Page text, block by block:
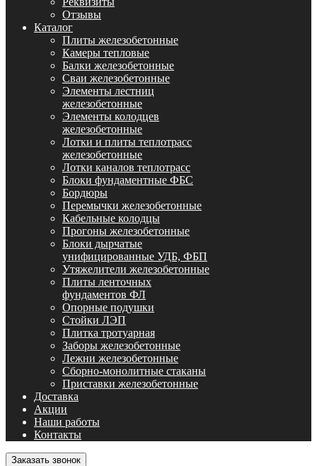
Отзывы
Каталог
Плиты железобетонные
Камеры тепловые
Балки железобетонные
Сваи железобетонные
Элементы лестниц
железобетонные
Элементы колодцев
железобетонные
Лотки и плиты теплотрасс
железобетонные
Лотки каналов теплотрасс
Блоки фундаментные ФБС
Бордюры
Перемычки железобетонные
Кабельные колодцы
Прогоны железобетонные
Блоки дырчатые
унифицированные УДБ, ФБП
Утяжелители железобетонные
Плиты ленточных
фундаментов ФЛ
Опорные подушки
Стойки ЛЭП
Плитка тротуарная
Заборы железобетонные
Лежни железобетонные
Сборно-монолитные стаканы
Приставки железобетонные
Доставка
Акции
Наши работы
Контакты
Заказать звонок